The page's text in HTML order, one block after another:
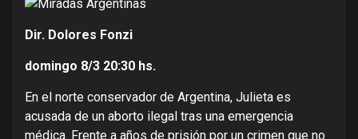
Dir. Dolores Fonzi
domingo 8/3 20:30 hs.
En el norte conservador de Argentina, Julieta es
acusada de un aborto ilegal tras una emergencia
médica. Frente a años de prisión por un crimen que no